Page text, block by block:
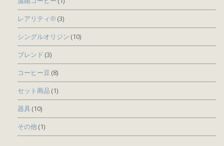
レアリティ® (3)
シングルオリジン (10)
ブレンド (3)
コーヒー豆 (8)
セット商品 (1)
器具(10)
その他(1)